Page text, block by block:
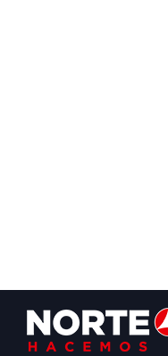
Footer